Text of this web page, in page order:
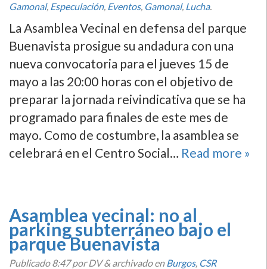
Gamonal, Especulación, Eventos, Gamonal, Lucha.
La Asamblea Vecinal en defensa del parque
Buenavista prosigue su andadura con una
nueva convocatoria para el jueves 15 de
mayo a las 20:00 horas con el objetivo de
preparar la jornada reivindicativa que se ha
programado para finales de este mes de
mayo. Como de costumbre, la asamblea se
celebrará en el Centro Social… Read more »
Asamblea vecinal: no al
parking subterráneo bajo el
parque Buenavista
Publicado8:47por DV&archivado enBurgos, CSR